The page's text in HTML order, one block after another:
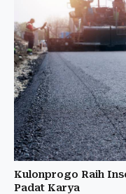
Kulonprogo Raih
Padat Karya